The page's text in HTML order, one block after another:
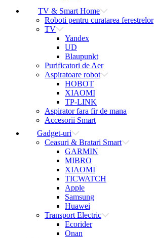
TV & Smart Home
Roboti pentru curatarea ferestrelor
TV
Yandex
UD
Blaupunkt
Purificatori de Aer
Aspiratoare robot
HOBOT
XIAOMI
TP-LINK
Aspirator fara fir de mana
Accesorii Smart
Gadget-uri
Ceasuri & Bratari Smart
GARMIN
MIBRO
XIAOMI
TICWATCH
Apple
Samsung
Huawei
Transport Electric
Ecorider
Onan